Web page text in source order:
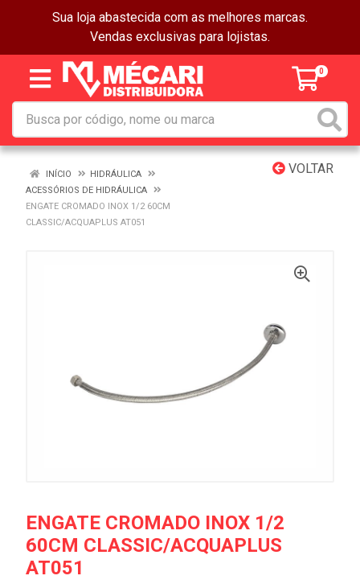
Sua loja abastecida com as melhores marcas.
Vendas exclusivas para lojistas.
0
VOLTAR
INÍCIO
HIDRÁULICA
ACESSÓRIOS DE HIDRÁULICA
ENGATE CROMADO INOX 1/2 60CM
CLASSIC/ACQUAPLUS AT051
ENGATE CROMADO INOX 1/2
60CM CLASSIC/ACQUAPLUS
AT051